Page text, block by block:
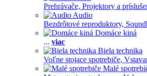
Prehrávače, Projektory a
Audio
Bezdrôtové reproduktory,
Domáce kiná
... viac
Biela technika
Voľne stojace spotrebiče,
Malé